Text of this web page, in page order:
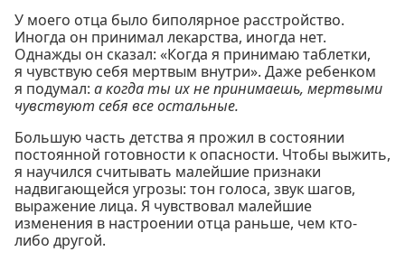
У моего отца было биполярное расстройство.
Иногда он принимал лекарства, иногда нет.
Однажды он сказал: «Когда я принимаю таблетки,
я чувствую себя мертвым внутри». Даже ребенком
я подумал: а когда ты их не принимаешь, мертвыми
чувствуют себя все остальные.
Большую часть детства я прожил в состоянии
постоянной готовности к опасности. Чтобы выжить,
я научился считывать малейшие признаки
надвигающейся угрозы: тон голоса, звук шагов,
выражение лица. Я чувствовал малейшие
изменения в настроении отца раньше, чем кто-
либо другой.